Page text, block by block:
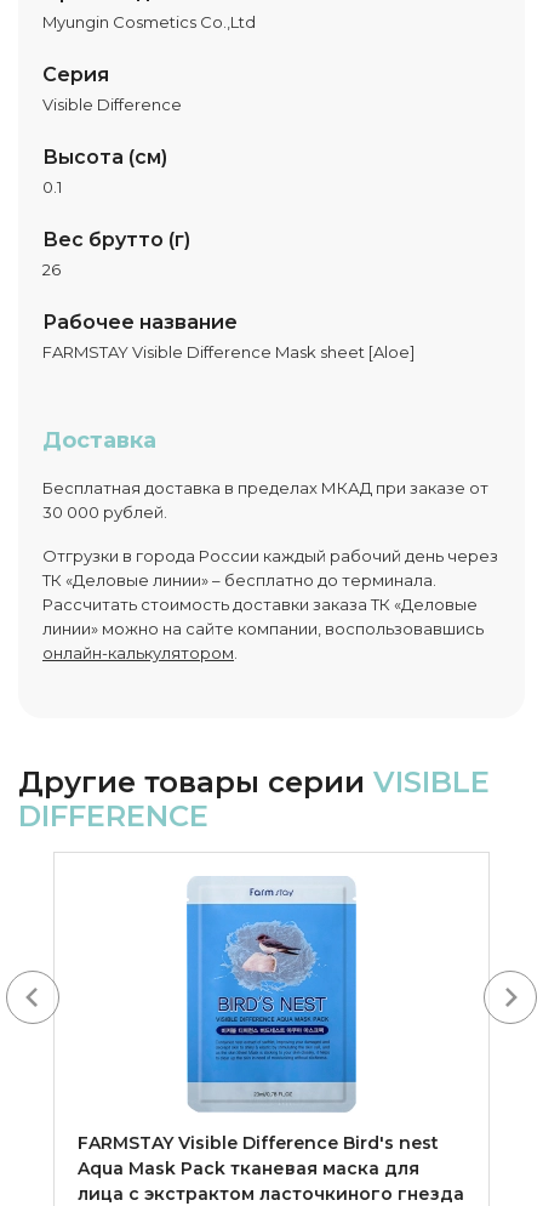
Myungin Cosmetics Co.,Ltd
Серия
Visible Difference
Высота (см)
0.1
Вес брутто (г)
26
Рабочее название
FARMSTAY Visible Difference Mask sheet [Aloe]
Доставка
Бесплатная доставка в пределах МКАД при заказе от
30 000 рублей.
Отгрузки в города России каждый рабочий день через
ТК «Деловые линии» – бесплатно до терминала.
Рассчитать стоимость доставки заказа ТК «Деловые
линии» можно на сайте компании, воспользовавшись
онлайн-калькулятором
Другие товары серии VISIBLE
DIFFERENCE
FARMSTAY Visible Difference Bird's nest
Aqua Mask Pack тканевая маска для
лица с экстрактом ласточкиного гнезда